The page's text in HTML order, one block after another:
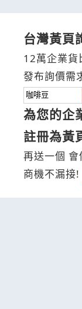
台灣黃頁
12萬企業貨
發布詢價需
為您的企
註冊為黃
再送一個
商機不漏接!